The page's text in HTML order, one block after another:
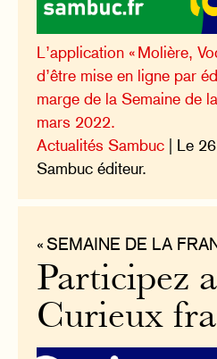
L’application « Molière,
d’être mise en ligne par
marge de la Semaine de
mars 2022.
Actualités Sambuc | Le
Sambuc éditeur.
« SEMAINE DE LA
Participez
Curieux